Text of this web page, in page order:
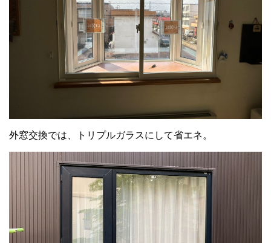
外窓交換では、トリプルガラスにして省エネ。